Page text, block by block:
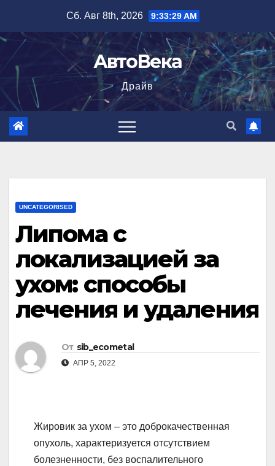
содержимому
Сб. Авг 8th, 2026 9:33:30 AM
АвтоВека
Драйв
UNCATEGORISED
Липома с
локализацией за
ухом: способы
лечения и удаления
От sib_ecometal
АПР 5, 2022
Жировик за ухом – это доброкачественная
опухоль, характеризуется отсутствием
болезненности, без воспалительного